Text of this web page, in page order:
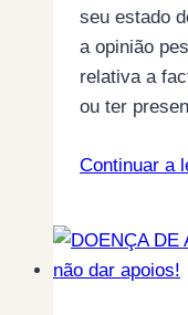
seu estado
a opinião
relativa a
ou ter
Continuar a